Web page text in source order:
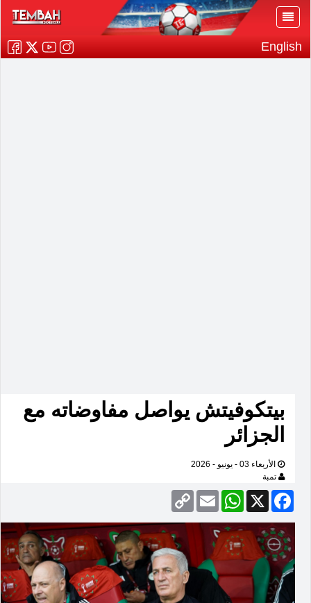
English
بيتكوفيتش يواصل مفاوضاته مع
الجزائر
الأربعاء 03 - يونيو - 2026
تمبة
Facebook
X
WhatsApp
Email
Copy
Link